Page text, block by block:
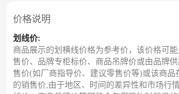
价格说明
划线价:
商品展示的划横线价格为参考价，该价格可
售价、品牌专柜标价、商品吊牌价或由品牌
售价(如厂商指导价、建议零售价等)或该商品
的销售价;由于地区、时间的差异性和市场行